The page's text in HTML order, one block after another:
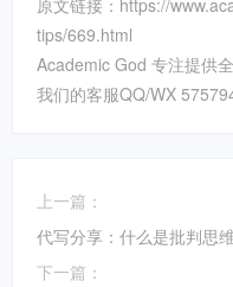
原文链接：https://
tips/669.html
Academic God 专注提供
我们的客服QQ/WX
上一篇：
代写分享：什么是批判思
下一篇：